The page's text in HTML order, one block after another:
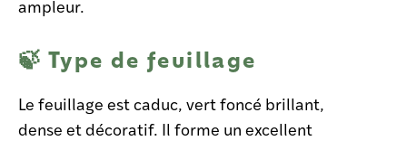
ampleur.
🍃 Type de feuillage
Le feuillage est caduc, vert foncé brillant,
dense et décoratif. Il forme un excellent